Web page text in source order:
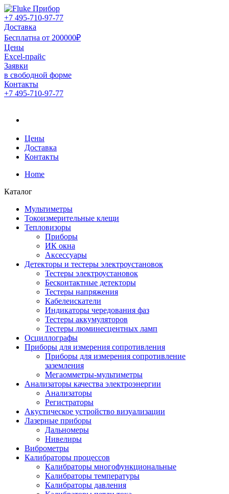
+7 495-710-97-77
Доставка
Бесплатна от 200000₽
Цены
Excel-прайс
Заявки
в свободной форме
Контакты
+7 495-710-97-77
Цены
Доставка
Контакты
Home
Каталог
Мультиметры
Токоизмерительные клещи
Тепловизоры
Приборы
ИК окна
Аксессуары
Детекторы и тестеры электроустановок
Тестеры электроустановок
Бесконтактные детекторы
Тестеры напряжения
Кабелеискатели
Индикаторы чередования фаз
Тестеры аккумуляторов
Тестеры люминесцентных ламп
Осциллографы
Приборы для измерения сопротивления
Приборы для измерения сопротивление
заземления
Мегаомметры-мультиметры
Анализаторы качества электроэнергии
Анализаторы
Регистраторы
Акустическое устройство визуализации
Лазерные приборы
Дальномеры
Нивелиры
Виброметры
Калибраторы процессов
Калибраторы многофункциональные
Калибраторы температуры
Калибраторы давления